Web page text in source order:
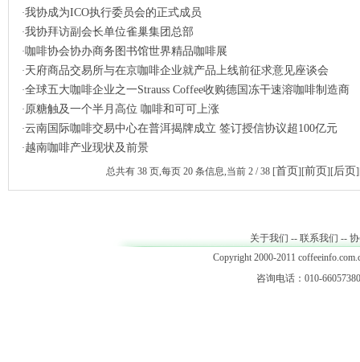
·我协成为ICO执行委员会的正式成员
·我协拜访副会长单位雀巢集团总部
·咖啡协会协办商务图书馆世界精品咖啡展
·天府商品交易所与在京咖啡企业就产品上线前征求意见座谈会
·全球五大咖啡企业之一Strauss Coffee收购德国冻干速溶咖啡制造商
·原糖触及一个半月高位 咖啡和可可上涨
·云南国际咖啡交易中心在普洱揭牌成立 签订授信协议超100亿元
·越南咖啡产业现状及前景
总共有 38 页,每页 20 条信息,当前 2 / 38 [首页][前页][后页
关于我们 -- 联系我们 --
Copyright 2000-2011
咨询电话：010-